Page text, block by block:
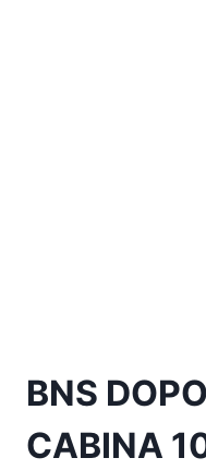
BNS
CABINA